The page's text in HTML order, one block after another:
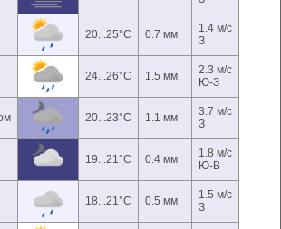
20...25°C 0.7 мм
1.4 м/с
З
24...26°C 1.5 мм
2.3 м/с
Ю-З
20...23°C 1.1 мм
3.7 м/с
З
19...21°C 0.4 мм
1.8 м/с
Ю-В
18...21°C 0.5 мм
1.5 м/с
З